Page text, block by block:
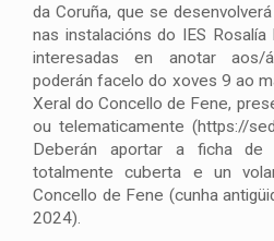
da Coruña, que se
nas instalacións do IES
interesadas en anotar aos/
poderán facelo do xoves 9 ao
Xeral do Concello de Fene,
ou telematicamente (https://
Deberán aportar a ficha de
totalmente cuberta e un
Concello de Fene (cunha
2024).